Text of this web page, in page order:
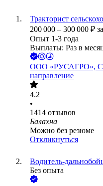
Тракторист
200 000 – 300 000 ₽
Опыт 1-3 года
Выплаты: Раз в
ООО «РУСАГРО»,
направление
4.2
•
1414 отзывов
Балахна
Можно без резюме
Откликнуться
Водитель-
Без опыта